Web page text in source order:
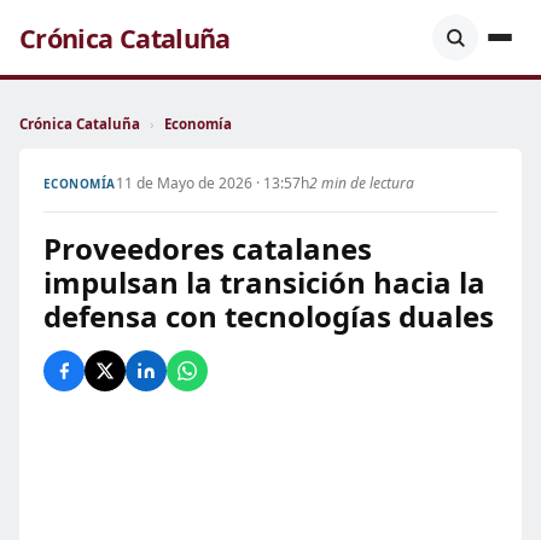
Crónica Cataluña
Crónica Cataluña › Economía
ECONOMÍA11 de Mayo de 2026 · 13:57h2 min de lectura
Proveedores catalanes
impulsan la transición hacia la
defensa con tecnologías duales